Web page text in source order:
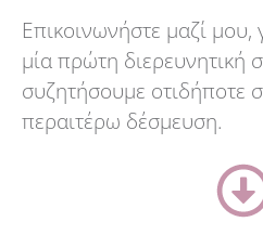
Επικοινωνήστε μαζί μου,
μία πρώτη διερευνητική
συζητήσουμε οτιδήποτε
περαιτέρω δέσμευση.